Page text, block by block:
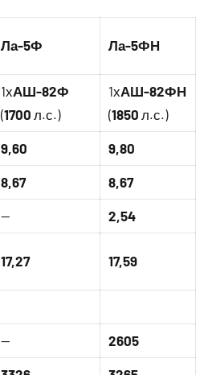
Ла-5Ф Ла-5ФН
1хАШ-82Ф
(1700 л.с.)
1хАШ-82ФН
(1850 л.с.)
9,60 9,80
8,67 8,67
— 2,54
17,27 17,59
— 2605